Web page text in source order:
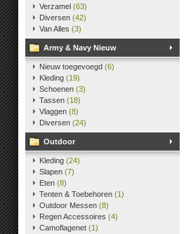
Verzamel (63)
Diversen (42)
Van Alles (3)
Army & Navy Nieuw
Nieuw toegevoegd (6)
Kleding (19)
Schoenen (3)
Tassen (18)
Vlaggen (8)
Diversen (24)
Outdoor
Kleding (24)
Slapen (7)
Eten (8)
Tenten & Toebehoren (1)
Outdoor Messen (8)
Regen Accessoires (4)
Camoflagenet (1)